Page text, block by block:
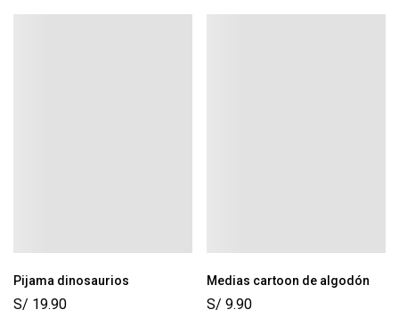
Pijama dinosaurios
S/ 19.90
Medias cartoon de algodón
S/ 9.90